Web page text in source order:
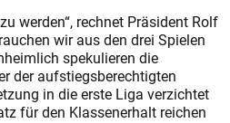
werden“, rechnet Präsident Rolf
wir aus den drei Spielen
spekulieren die
der aufstiegsberechtigten
in die erste Liga verzichtet
für den Klassenerhalt reichen